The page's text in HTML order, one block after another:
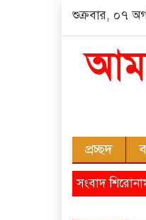
শুক্রবার, ০৭
প্রচ্ছদ
সংবাদ